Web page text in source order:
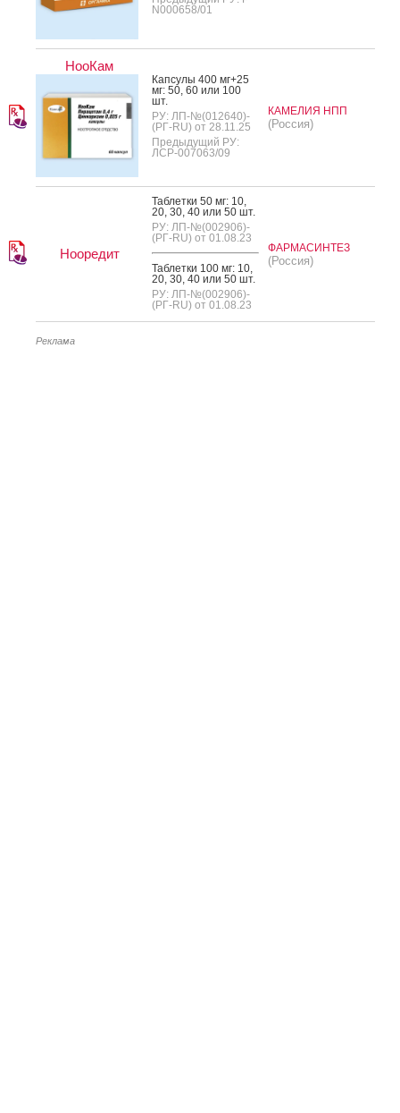
N000658/01
НооКам
Кап­су­лы 400 мг+25
мг: 50, 60 или 100
шт.
РУ: ЛП-№(012640)-
(РГ-RU) от 28.11.25
Предыдущий РУ:
ЛСР-007063/09
КАМЕЛИЯ НПП
(Россия)
Нооредит
Таб­летки 50 мг: 10,
20, 30, 40 или 50 шт.
РУ: ЛП-№(002906)-
(РГ-RU) от 01.08.23
Таб­летки 100 мг: 10,
20, 30, 40 или 50 шт.
РУ: ЛП-№(002906)-
(РГ-RU) от 01.08.23
ФАРМАСИНТЕЗ
(Россия)
Реклама